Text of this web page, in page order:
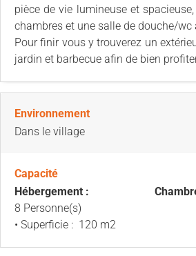
pièce de vie lumineuse et
chambres et une salle de douche/wc
Pour finir vous y trouverez un
jardin et barbecue afin de bien
Environnement
Dans le village
Capacité
Hébergement :
8 Personne(s)
• Superficie : 120 m2